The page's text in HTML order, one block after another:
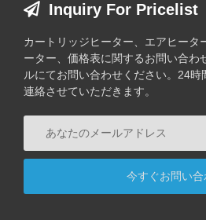
Inquiry For Pricelist
カートリッジヒーター、エアヒータ
ーター、価格表に関するお問い合わ
ルにてお問い合わせください。24時
連絡させていただきます。